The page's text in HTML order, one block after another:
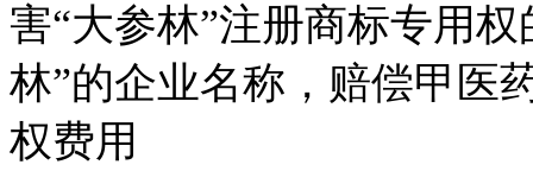
害“大参林”注册商标专用
林”的企业名称，赔偿甲医
权费用